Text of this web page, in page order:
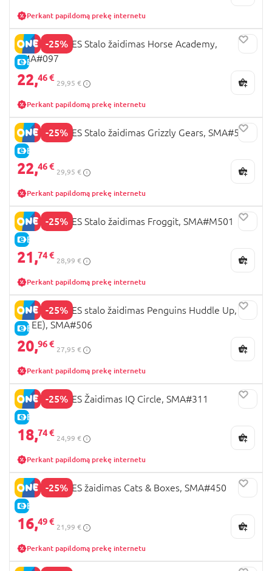
Perkant papildomą prekę internetu
-25%
E-KAINA
SMART GAMES Stalo žaidimas Horse Academy,
SMA#097
22,46 €
29,95 €
Perkant papildomą prekę internetu
-25%
E-KAINA
SMART GAMES Stalo žaidimas Grizzly Gears, SMA#531
22,46 €
29,95 €
Perkant papildomą prekę internetu
-25%
E-KAINA
SMART GAMES Stalo žaidimas Froggit, SMA#M501
21,74 €
28,99 €
Perkant papildomą prekę internetu
-25%
E-KAINA
SMART GAMES stalo žaidimas Penguins Huddle Up, (LT,
LV, EE), SMA#506
20,96 €
27,95 €
Perkant papildomą prekę internetu
-25%
E-KAINA
SMART GAMES Žaidimas IQ Circle, SMA#311
18,74 €
24,99 €
Perkant papildomą prekę internetu
-25%
E-KAINA
SMART GAMES žaidimas Cats & Boxes, SMA#450
16,49 €
21,99 €
Perkant papildomą prekę internetu